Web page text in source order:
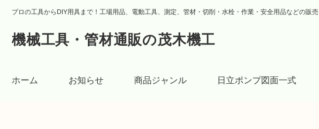
プロの工具からDIY用具まで！工場用品、電動工具、測定、管材・切削・水栓・作業・安全用品などの販売
機械工具・管材通販の茂木機工
ホーム お知らせ 商品ジャンル 日立ポンプ図面一式